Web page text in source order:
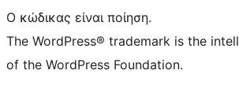
Ο κώδικας είναι ποίηση.
The WordPress® trademark is the
of the WordPress Foundation.